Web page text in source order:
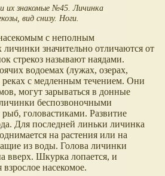
их знакомые №45. Личинка
вид снизу. Ноги.
с неполным
значительно отличаются от
стрекоз называют наядами.
водоемах (лужах, озерах,
реках с медленным течением. Они
могут зарываться в донные
беспозвоночными
головастиками. Развитие
Для последней линьки личинка
на растения или на
из воды. Голова личинки
вверх. Шкурка лопается, и
насекомое.